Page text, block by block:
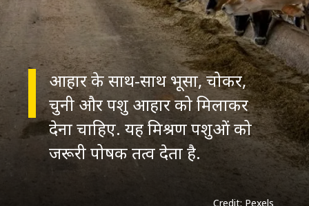
आहार के साथ-साथ भूसा, चोकर,
चुनी और पशु आहार को मिलाकर
देना चाहिए. यह मिश्रण पशुओं को
जरूरी पोषक तत्व देता है.
Credit: Pexels